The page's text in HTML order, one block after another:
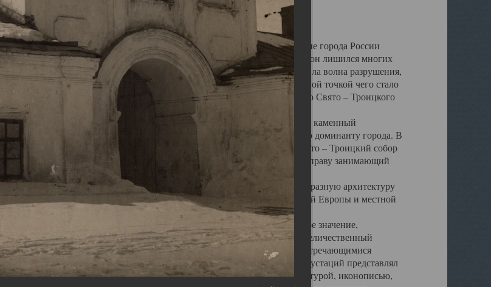
собор Архангельска
говорить, что Архангельск в большей мере, чем другие губернские города России
от целенаправленных систематических разрушений, в результате которых он лишился многих
памятников архитектуры. Больше всего по старому Архангельску ударила волна разрушения,
борьбой с религией, набравшая особую силу в конце 20 –х годов. Отправной точкой чего стало
православного центра архангельской губернии - ансамбля кафедрального Свято – Троицкого
в начале XVIII века в центре Архангельска, величественный каменный
Троицкий собор, сразу превратился в зрительную и градостроительную доминанту города. В
по масштабам ему не было равных на Севере. Вплоть до разрушения Свято – Троицкий собор
самым высоким и значительным из городских строений Архангельска, по праву занимающий
после гостиных дворов, в градостроительной картине Архангельска.
больших и светлых соборов России воплотил в себе яркую и своеобразную архитектуру
с отраженными в ней архитектурными течениями России, Западной Европы и местной
школы церковного зодчества.
благолепие и богатство собора, вполне оправдывали его кафедральное значение,
выделяя из многочисленных культовых построек города. Обширный и величественный
колоннами ионического стиля, с единственными нигде не встречающимися
изящным фронтоном и множеством резных, символических инкрустаций представлял
художественную ценность. В совокупности же с живописью, скульптурой, иконописью,